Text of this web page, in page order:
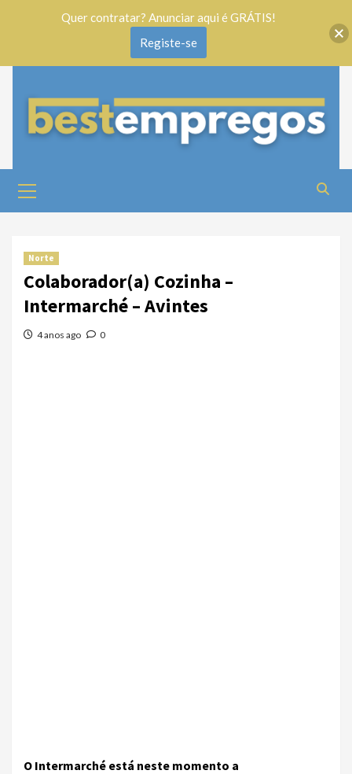
Norte
Colaborador(a) Cozinha –
Intermarché – Avintes
4 anos ago 0
O Intermarché está neste momento a
Quer contratar? Anunciar aqui é GRÁTIS!
Registe-se